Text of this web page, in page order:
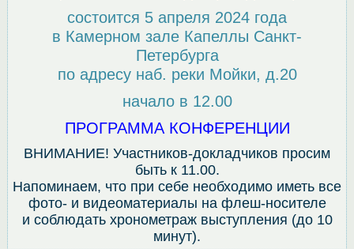
состоится 5 апреля 2024 года
в Камерном зале Капеллы Санкт-
Петербурга
по адресу наб. реки Мойки, д.20
начало в 12.00
ПРОГРАММА КОНФЕРЕНЦИИ
ВНИМАНИЕ! Участников-докладчиков просим
быть к 11.00.
Напоминаем, что при себе необходимо иметь все
фото- и видеоматериалы на флеш-носителе
и соблюдать хронометраж выступления (до 10
минут).